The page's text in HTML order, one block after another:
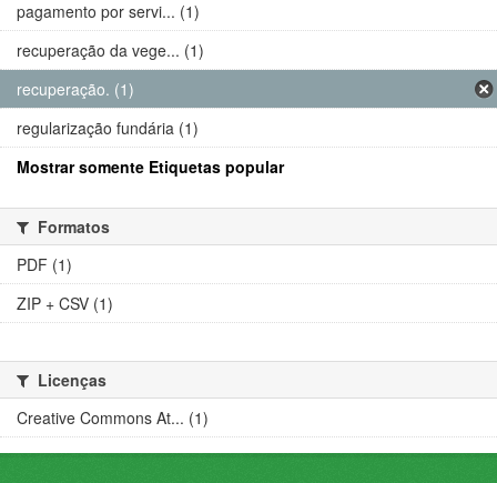
pagamento por servi... (1)
recuperação da vege... (1)
recuperação. (1)
regularização fundária (1)
Mostrar somente Etiquetas popular
Formatos
PDF (1)
ZIP + CSV (1)
Licenças
Creative Commons At... (1)